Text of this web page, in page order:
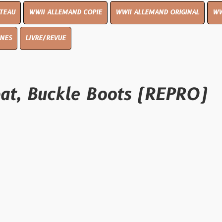
ALLEMAND COPIE WWII ALLEMAND ORIGINAL WWII UK
Boots (REPRO)